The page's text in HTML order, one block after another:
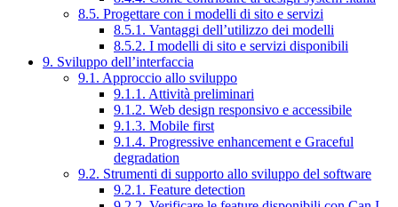
8.5. Progettare con i modelli di sito e servizi
8.5.1. Vantaggi dell’utilizzo dei modelli
8.5.2. I modelli di sito e servizi disponibili
9. Sviluppo dell’interfaccia
9.1. Approccio allo sviluppo
9.1.1. Attività preliminari
9.1.2. Web design responsivo e accessibile
9.1.3. Mobile first
9.1.4. Progressive enhancement e Graceful
degradation
9.2. Strumenti di supporto allo sviluppo del software
9.2.1. Feature detection